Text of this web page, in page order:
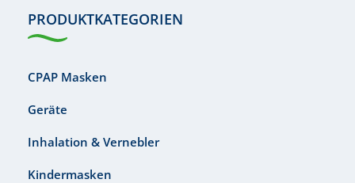
PRODUKTKATEGORIEN
CPAP Masken
Geräte
Inhalation & Vernebler
Kindermasken